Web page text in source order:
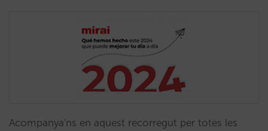
Acompanya'ns en aquest recorregut per totes les